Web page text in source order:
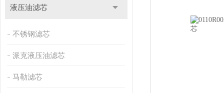
液压油滤芯
不锈钢滤芯
派克液压油滤芯
马勒滤芯